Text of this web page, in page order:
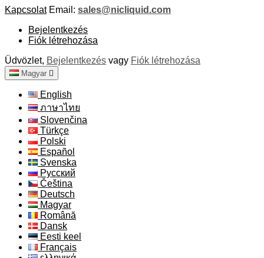
Kapcsolat Email: sales@nicliquid.com
Bejelentkezés
Fiók létrehozása
Üdvözlet, Bejelentkezés vagy Fiók létrehozása
Magyar 
English
ภาษาไทย
Slovenčina
Türkçe
Polski
Español
Svenska
Русский
Čeština
Deutsch
Magyar
Română
Dansk
Eesti keel
Français